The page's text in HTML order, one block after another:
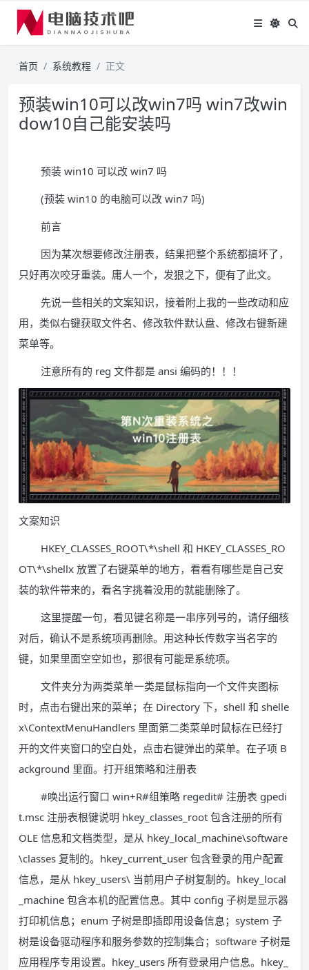
首页 系统教程 正文
预装win10可以改win7吗 win7改win
dow10自己能安装吗
预装 win10 可以改 win7 吗
(预装 win10 的电脑可以改 win7 吗)
前言
因为某次想要修改注册表，结果把整个系统都搞坏了，
只好再次咬牙重装。庸人一个，发狠之下，便有了此文。
先说一些相关的文案知识，接着附上我的一些改动和应
用，类似右键获取文件名、修改软件默认盘、修改右键新建
菜单等。
注意所有的 reg 文件都是 ansi 编码的！！！
文案知识
HKEY_CLASSES_ROOT\*\shell 和 HKEY_CLASSES_RO
OT\*\shellx 放置了右键菜单的地方，看看有哪些是自己安
装的软件带来的，看名字挑着没用的就能删除了。
这里提醒一句，看见键名称是一串序列号的，请仔细核
对后，确认不是系统项再删除。用这种长传数字当名字的
键，如果里面空空如也，那很有可能是系统项。
文件夹分为两类菜单一类是鼠标指向一个文件夹图标
时，点击右键出来的菜单；在 Directory 下，shell 和 shelle
x\ContextMenuHandlers 里面第二类菜单时鼠标在已经打
开的文件夹窗口的空白处，点击右键弹出的菜单。在子项 B
ackground 里面。打开组策略和注册表
#唤出运行窗口 win+R#组策略 regedit# 注册表 gpedi
t.msc 注册表根键说明 hkey_classes_root 包含注册的所有
OLE 信息和文档类型，是从 hkey_local_machine\software
\classes 复制的。hkey_current_user 包含登录的用户配置
信息，是从 hkey_users\ 当前用户子树复制的。hkey_local
_machine 包含本机的配置信息。其中 config 子树是显示器
打印机信息；enum 子树是即插即用设备信息；system 子
树是设备驱动程序和服务参数的控制集合；software 子树是
应用程序专用设置。hkey_users 所有登录用户信息。hkey_